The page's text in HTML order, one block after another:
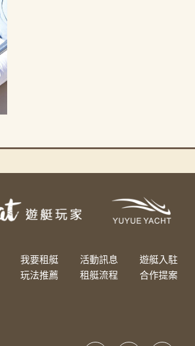
我要租艇
玩法推薦
活動訊息
租艇流程
遊艇入駐
合作提案